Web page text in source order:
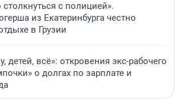
с полицией».
из Екатеринбурга честно
в Грузии
детей, всё»: откровения экс-рабочего
о долгах по зарплате и